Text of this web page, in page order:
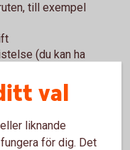
till exempel
(du kan ha
val
liknande
för dig. Det